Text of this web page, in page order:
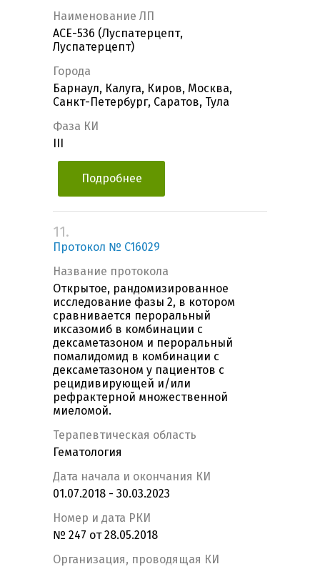
Наименование ЛП
ACE-536 (Луспатерцепт,
Луспатерцепт)
Города
Барнаул, Калуга, Киров, Москва,
Санкт-Петербург, Саратов, Тула
Фаза КИ
Подробнее
11.
Протокол № C16029
Название протокола
Открытое, рандомизированное
исследование фазы 2, в котором
сравнивается пероральный
иксазомиб в комбинации с
дексаметазоном и пероральный
помалидомид в комбинации с
дексаметазоном у пациентов с
рецидивирующей и/или
рефрактерной множественной
миеломой.
Терапевтическая область
Гематология
Дата начала и окончания КИ
01.07.2018 - 30.03.2023
Номер и дата РКИ
№ 247 от 28.05.2018
Организация, проводящая КИ